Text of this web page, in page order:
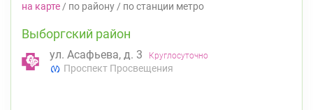
на карте / по району / по станции метро
Выборгский район
ул. Асафьева, д. 3 Круглосуточно
Проспект Просвещения